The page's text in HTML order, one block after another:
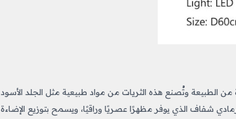
الطبيعة وتُصنع هذه الثريات من مواد طبيعية مثل الجلد الأسود
شفاف الذي يوفر مظهرًا عصريًا وراقيًا، ويسمح بتوزيع الإضاءة